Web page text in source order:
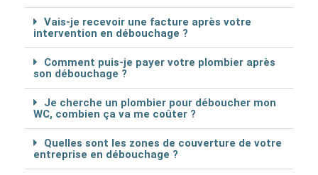
Vais-je recevoir une facture après votre
intervention en débouchage ?
Comment puis-je payer votre plombier après
son débouchage ?
Je cherche un plombier pour déboucher mon
WC, combien ça va me coûter ?
Quelles sont les zones de couverture de votre
entreprise en débouchage ?